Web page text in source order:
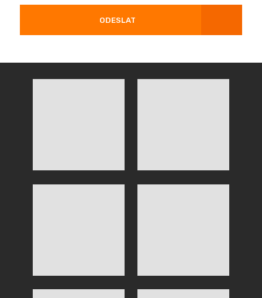
osobních
ODESLAT
se
nepodařilo